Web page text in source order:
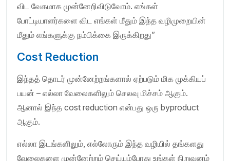
விட வேகமாக முன்னேறிவிடுவோம். எங்கள்
போட்டியாளர்களை விட எங்கள் மீதும் இந்த வழிமுறையின்
மீதும் எங்களுக்கு நம்பிக்கை இருக்கிறது”
Cost Reduction
இந்தத் தொடர் முன்னேற்றங்களால் ஏற்படும் மிக முக்கியப்
பயன் – எல்லா வேலைகளிலும் செலவு மிச்சம் ஆகும்.
ஆனால் இந்த cost reduction என்பது ஒரு byproduct
ஆகும்.
எல்லா இடங்களிலும், எல்லோரும் இந்த வழியில் தங்களது
வேலைகளை முன்னேற்றம் செய்யும்போது உங்கள் நிறுவனம்